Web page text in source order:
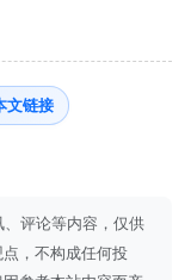
文链接
评论等内容，仅供
，不构成任何投